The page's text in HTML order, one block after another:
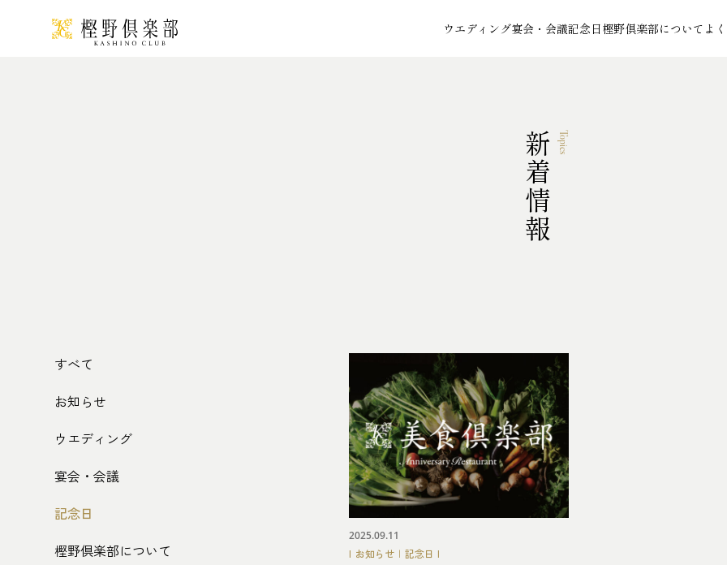
ウエディング宴会・会議記念日樫野倶楽部について よ
Topics
新着情報
すべて
お知らせ
ウエディング
宴会・会議
記念日
樫野倶楽部について
2025.09.11
お知らせ | 記念日